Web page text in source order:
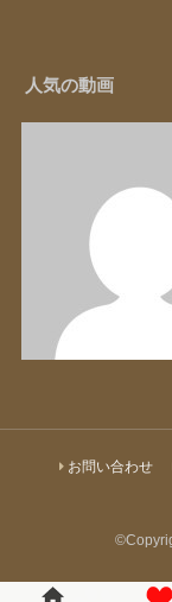
人気の動画
お問い合わせ